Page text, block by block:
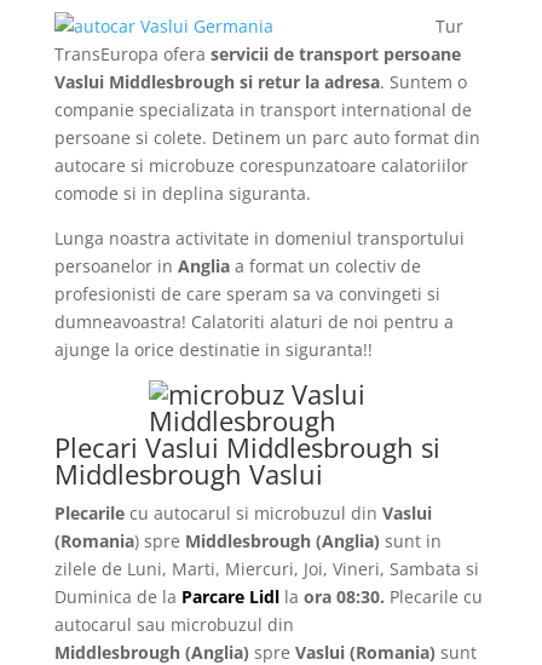
Tur
TransEuropa ofera servicii de transport persoane
Vaslui Middlesbrough si retur la adresa. Suntem o
companie specializata in transport international de
persoane si colete. Detinem un parc auto format din
autocare si microbuze corespunzatoare calatoriilor
comode si in deplina siguranta.
Lunga noastra activitate in domeniul transportului
persoanelor in Angliaa format un colectiv de
profesionisti de care speram sa va convingeti si
dumneavoastra! Calatoriti alaturi de noi pentru a
ajunge la orice destinatie in siguranta!!
Plecari Vaslui Middlesbrough si
Middlesbrough Vaslui
Plecarilecu autocarul si microbuzul din Vaslui
(Romania) spre Middlesbrough (Anglia) sunt in
zilele de Luni, Marti, Miercuri, Joi, Vineri, Sambata si
Duminica de la Parcare Lidlla ora 08:30. Plecarile cu
autocarul sau microbuzul din
Middlesbrough (Anglia) spre Vaslui (Romania) sunt